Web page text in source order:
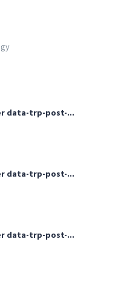
data-trp-post-...
data-trp-post-...
data-trp-post-...